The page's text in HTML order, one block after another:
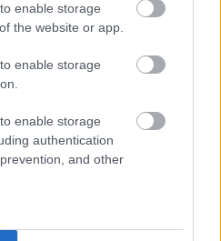
enable storage
the website or app.
enable storage
enable storage
authentication
and other
között nálunk
a citrommal sokan
grapefruit neveléséről le
piacokon azonban
Tudni kell, hogy a
nem érik, ezért vásárláskor